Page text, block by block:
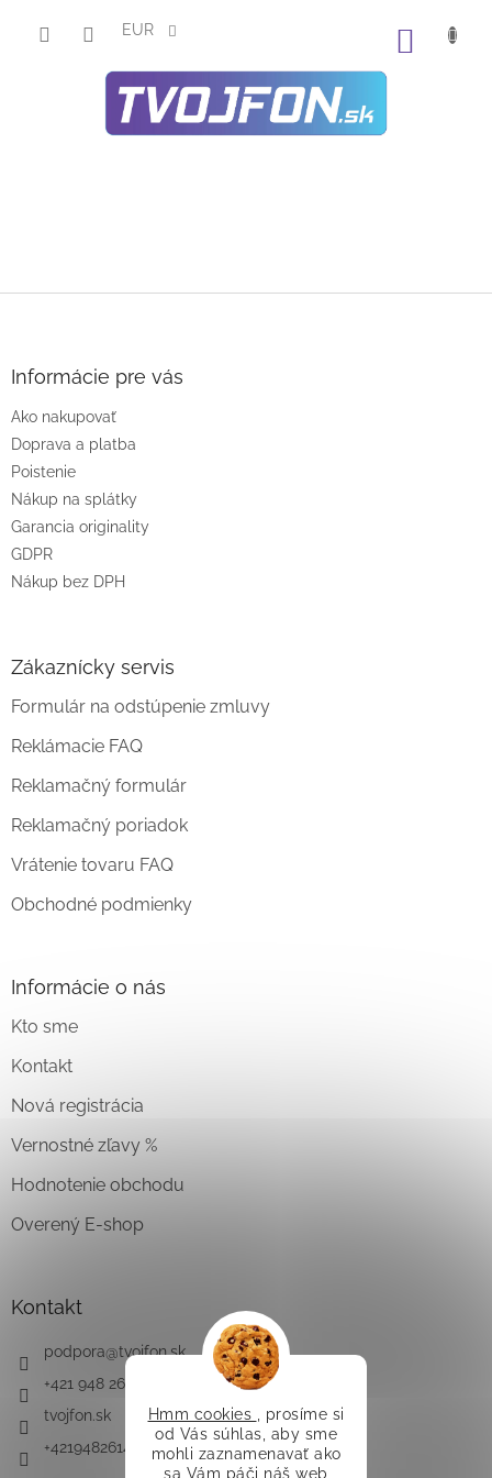
Hmm cookies
, prosíme si
od Vás súhlas, aby sme
mohli zaznamenavať ako
sa Vám páči náš web
EUR
Informácie pre vás
Ako nakupovať
Doprava a platba
Poistenie
Nákup na splátky
Garancia originality
GDPR
Nákup bez DPH
Zákaznícky servis
Formulár na odstúpenie zmluvy
Reklámacie FAQ
Reklamačný formulár
Reklamačný poriadok
Vrátenie tovaru FAQ
Obchodné podmienky
Informácie o nás
Kto sme
Kontakt
Nová registrácia
Vernostné zľavy %
Hodnotenie obchodu
Overený E-shop
Kontakt
podpora@tvojfon.sk
+421 948 261 491
tvojfon.sk
+421948261491